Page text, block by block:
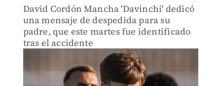
David Cordón Mancha 'Davinchi' dedicó
una mensaje de despedida para su
padre, que este martes fue identificado
tras el accidente